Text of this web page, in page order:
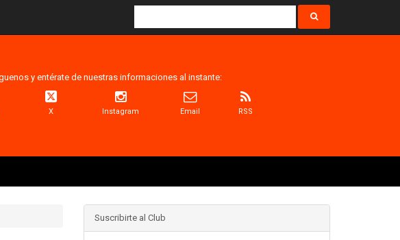
y entérate de nuestras informaciones al instante:
X Instagram Email RSS
Suscribirte al Club